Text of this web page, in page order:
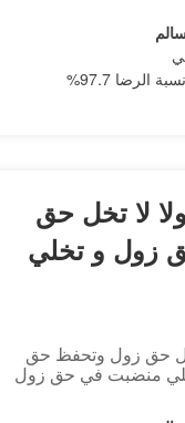
لا تخل حق
زول و تخلي
تخل حق زول وتحفظ حق
منضبت في حق زول